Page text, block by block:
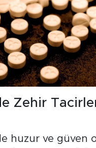
Zehir
huzur ve güven